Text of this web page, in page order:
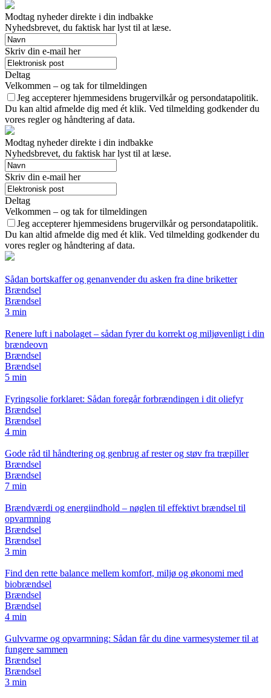
Modtag nyheder direkte i din indbakke
Nyhedsbrevet, du faktisk har lyst til at læse.
Skriv din e-mail her
Deltag
Velkommen – og tak for tilmeldingen
Jeg accepterer hjemmesidens brugervilkår og persondatapolitik.
Du kan altid afmelde dig med ét klik. Ved tilmelding godkender du
vores regler og håndtering af data.
Modtag nyheder direkte i din indbakke
Nyhedsbrevet, du faktisk har lyst til at læse.
Skriv din e-mail her
Deltag
Velkommen – og tak for tilmeldingen
Jeg accepterer hjemmesidens brugervilkår og persondatapolitik.
Du kan altid afmelde dig med ét klik. Ved tilmelding godkender du
vores regler og håndtering af data.
Sådan bortskaffer og genanvender du asken fra dine briketter
Brændsel
Brændsel
3 min
Renere luft i nabolaget – sådan fyrer du korrekt og miljøvenligt i din
brændeovn
Brændsel
Brændsel
5 min
Fyringsolie forklaret: Sådan foregår forbrændingen i dit oliefyr
Brændsel
Brændsel
4 min
Gode råd til håndtering og genbrug af rester og støv fra træpiller
Brændsel
Brændsel
7 min
Brændværdi og energiindhold – nøglen til effektivt brændsel til
opvarmning
Brændsel
Brændsel
3 min
Find den rette balance mellem komfort, miljø og økonomi med
biobrændsel
Brændsel
Brændsel
4 min
Gulvvarme og opvarmning: Sådan får du dine varmesystemer til at
fungere sammen
Brændsel
Brændsel
3 min